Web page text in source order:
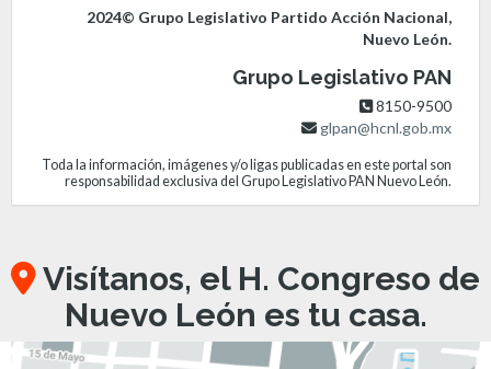
2024© Grupo Legislativo Partido Acción Nacional,
Nuevo León.
Grupo Legislativo PAN
8150-9500
glpan@hcnl.gob.mx
Toda la información, imágenes y/o ligas publicadas en este portal son
responsabilidad exclusiva del Grupo Legislativo PAN Nuevo León.
Visítanos, el H. Congreso de
Nuevo León es tu casa.